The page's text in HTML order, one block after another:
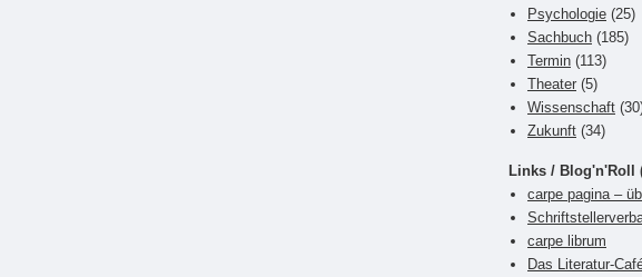
Psychologie (25)
Sachbuch (185)
Termin (113)
Theater (5)
Wissenschaft
Zukunft (34)
Links / Blog'n'Roll
carpe pagina –
carpe librum
Das Literatur-